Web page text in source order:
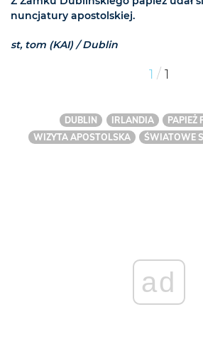
nuncjatury apostolskiej.
st, tom (KAI) / Dublin
1 / 1
DUBLIN IRLANDIA
PAPIEŻ
WIZYTA APOSTOLSKA
ŚWIATOWE
ad